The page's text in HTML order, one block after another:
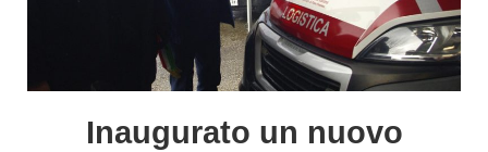
Inaugurato un nuovo